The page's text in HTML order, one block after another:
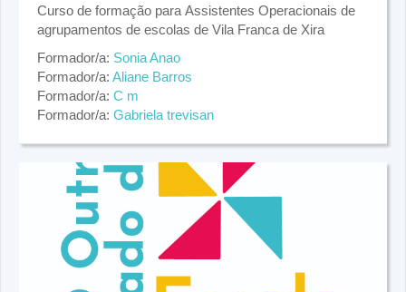
Curso de formação para Assistentes Operacionais de
agrupamentos de escolas de Vila Franca de Xira
Formador/a: Sonia Anao
Formador/a: Aliane Barros
Formador/a: C m
Formador/a: Gabriela trevisan